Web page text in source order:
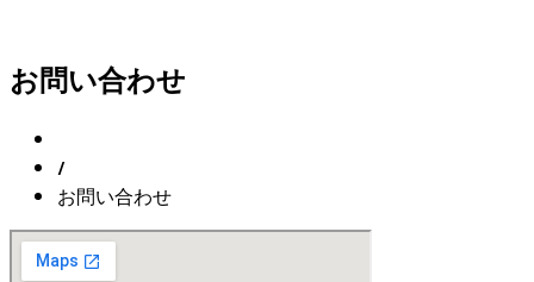
お問い合わせ
/
お問い合わせ